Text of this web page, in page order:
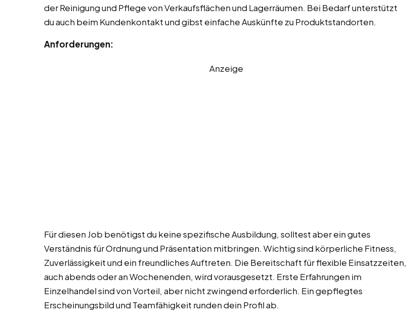
der Reinigung und Pflege von Verkaufsflächen und Lagerräumen. Bei Bedarf unterstützt
du auch beim Kundenkontakt und gibst einfache Auskünfte zu Produktstandorten.
Anforderungen:
Anzeige
Für diesen Job benötigst du keine spezifische Ausbildung, solltest aber ein gutes
Verständnis für Ordnung und Präsentation mitbringen. Wichtig sind körperliche Fitness,
Zuverlässigkeit und ein freundliches Auftreten. Die Bereitschaft für flexible Einsatzzeiten,
auch abends oder an Wochenenden, wird vorausgesetzt. Erste Erfahrungen im
Einzelhandel sind von Vorteil, aber nicht zwingend erforderlich. Ein gepflegtes
Erscheinungsbild und Teamfähigkeit runden dein Profil ab.